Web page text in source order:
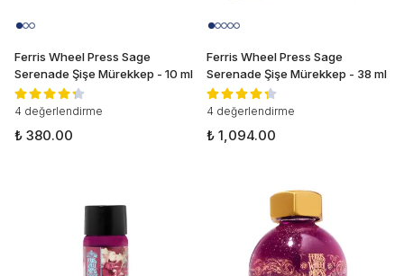
Ferris Wheel Press Sage
Serenade Şişe Mürekkep - 10 ml
4 değerlendirme
₺ 380.00
Ferris Wheel Press Sage
Serenade Şişe Mürekkep - 38 ml
4 değerlendirme
₺ 1,094.00